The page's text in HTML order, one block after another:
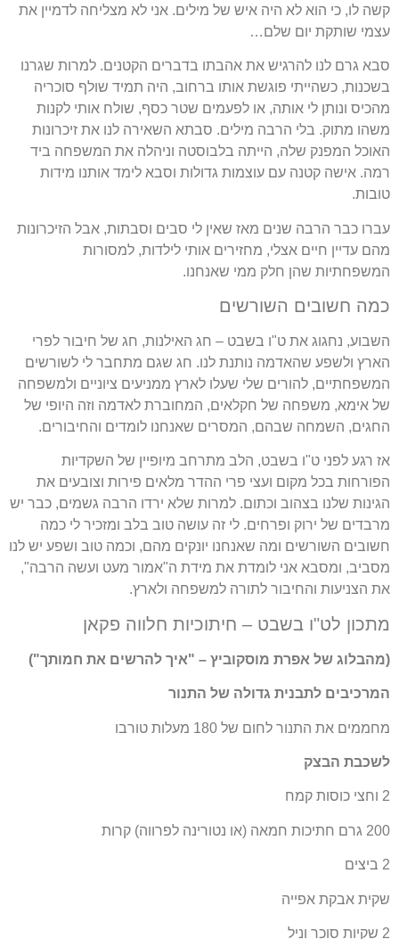
קשה לו, כי הוא לא היה איש של מילים. אני לא מצליחה לדמיין את
עצמי שותקת יום שלם…
סבא גרם לנו להרגיש את אהבתו בדברים הקטנים. למרות שגרנו
בשכנות, כשהייתי פוגשת אותו ברחוב, היה תמיד שולף סוכריה
מהכיס ונותן לי אותה, או לפעמים שטר כסף, שולח אותי לקנות
משהו מתוק. בלי הרבה מילים. סבתא השאירה לנו את זיכרונות
האוכל המפנק שלה, הייתה בלבוסטה וניהלה את המשפחה ביד
רמה. אישה קטנה עם עוצמות גדולות וסבא לימד אותנו מידות
טובות.
עברו כבר הרבה שנים מאז שאין לי סבים וסבתות, אבל הזיכרונות
מהם עדיין חיים אצלי, מחזירים אותי לילדות, למסורות
המשפחתיות שהן חלק ממי שאנחנו.
כמה חשובים השורשים
השבוע, נחגוג את ט"ו בשבט – חג האילנות, חג של חיבור לפרי
הארץ ולשפע שהאדמה נותנת לנו. חג שגם מתחבר לי לשורשים
המשפחתיים, להורים שלי שעלו לארץ ממניעים ציוניים ולמשפחה
של אימא, משפחה של חקלאים, המחוברת לאדמה וזה היופי של
החגים, השמחה שבהם, המסרים שאנחנו לומדים והחיבורים.
אז רגע לפני ט"ו בשבט, הלב מתרחב מיופיין של השקדיות
הפורחות בכל מקום ועצי פרי ההדר מלאים פירות וצובעים את
הגינות שלנו בצהוב וכתום. למרות שלא ירדו הרבה גשמים, כבר יש
מרבדים של ירוק ופרחים. לי זה עושה טוב בלב ומזכיר לי כמה
חשובים השורשים ומה שאנחנו יונקים מהם, וכמה טוב ושפע יש לנו
מסביב, ומסבא אני לומדת את מידת ה"אמור מעט ועשה הרבה",
את הצניעות והחיבור לתורה למשפחה ולארץ.
מתכון לט"ו בשבט – חיתוכיות חלווה פקאן
(מהבלוג של אפרת מוסקוביץ – "איך להרשים את חמותך")
המרכיבים לתבנית גדולה של התנור
מחממים את התנור לחום של 180 מעלות טורבו
לשכבת הבצק
2 וחצי כוסות קמח
200 גרם חתיכות חמאה (או נטורינה לפרווה) קרות
2 ביצים
שקית אבקת אפייה
2 שקיות סוכר וניל